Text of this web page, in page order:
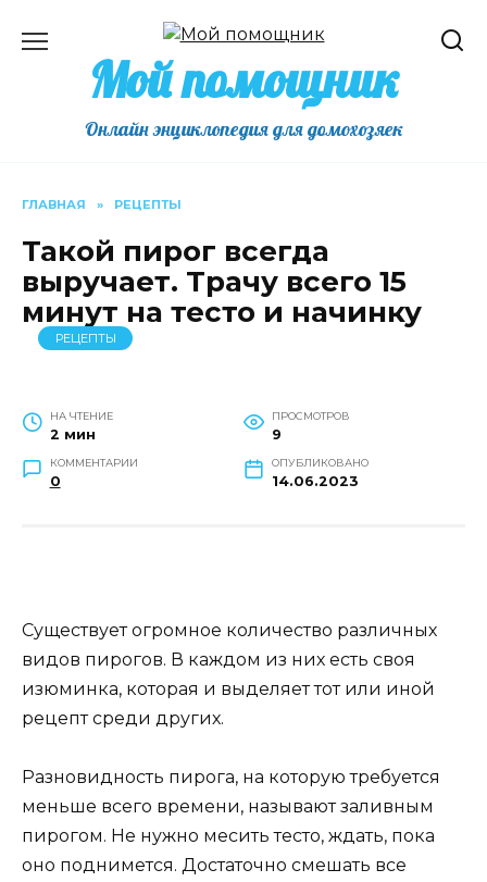
содержаниюМой помощник
Онлайн энциклопедия для домохозяек
ГЛАВНАЯ » РЕЦЕПТЫ
Такой пирог всегда
выручает. Трачу всего 15
минут на тесто и начинку
РЕЦЕПТЫ
НА ЧТЕНИЕ
2 мин
ПРОСМОТРОВ
9
КОММЕНТАРИИ
0
ОПУБЛИКОВАНО
14.06.2023
Существует огромное количество различных
видов пирогов. В каждом из них есть своя
изюминка, которая и выделяет тот или иной
рецепт среди других.
Разновидность пирога, на которую требуется
меньше всего времени, называют заливным
пирогом. Не нужно месить тесто, ждать, пока
оно поднимется. Достаточно смешать все